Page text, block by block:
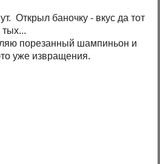
Открыл баночку - вкус да тот
тых...
порезанный шампиньон и
уже извращения.